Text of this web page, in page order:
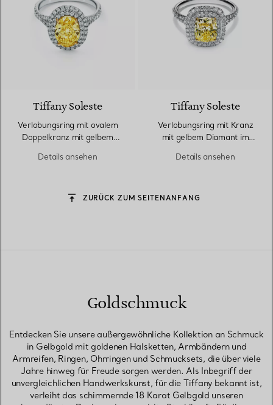
Tiffany Soleste
Verlobungsring mit ovalem
Doppelkranz mit gelbem
Details ansehen
Tiffany Soleste
Verlobungsring mit Kranz
mit gelbem Diamant im
Details ansehen
ZURÜCK ZUM SEITENANFANG
Goldschmuck
Entdecken Sie unsere außergewöhnliche Kollektion an Schmuck
in Gelbgold mit goldenen Halsketten, Armbändern und
Armreifen, Ringen, Ohrringen und Schmucksets, die über viele
Jahre hinweg für Freude sorgen werden. Als Inbegriff der
unvergleichlichen Handwerkskunst, für die Tiffany bekannt ist,
verleiht das schimmernde 18 Karat Gelbgold unseren